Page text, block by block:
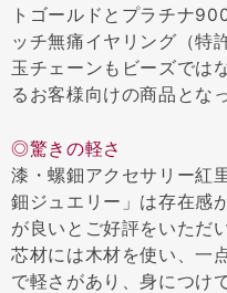
トゴールドとプラチナ
ッチ無痛イヤリング（特
玉チェーンもビーズでは
るお客様向けの商品とな
◎驚きの軽さ
漆・螺鈿アクセサリー紅
鈿ジュエリー」は存在感
が良いとご好評をいただ
芯材には木材を使い、一
で軽さがあり、身につけ